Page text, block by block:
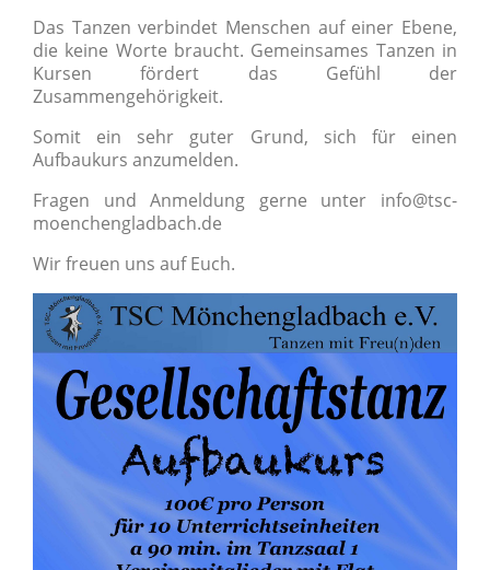
Das Tanzen verbindet Menschen auf einer Ebene,
die keine Worte braucht. Gemeinsames Tanzen in
Kursen fördert das Gefühl der
Zusammengehörigkeit.
Somit ein sehr guter Grund, sich für einen
Aufbaukurs anzumelden.
Fragen und Anmeldung gerne unter info@tsc-
moenchengladbach.de
Wir freuen uns auf Euch.